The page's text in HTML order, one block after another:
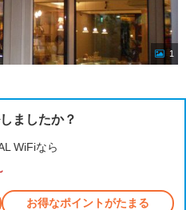
1
ましたか？
WiFiなら
お得なポイントがたまる